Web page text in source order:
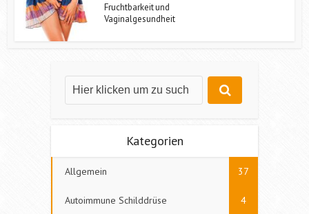
Fruchtbarkeit und
Vaginalgesundheit
Kategorien
Allgemein 37
Autoimmune Schilddrüse 4